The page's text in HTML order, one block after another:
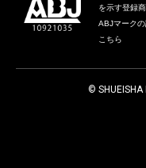
を示す登録
ABJマーク
こちら
© SHUEISHA